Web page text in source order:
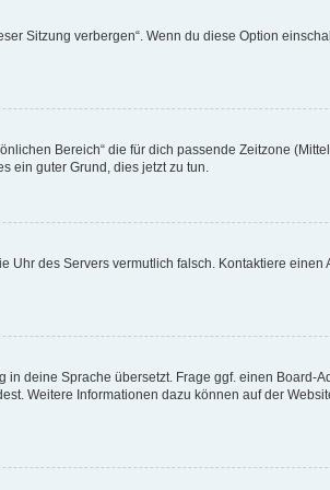
Sitzung verbergen“. Wenn du diese Option
Bereich“ die für dich passende Zeitzone
ein guter Grund, dies jetzt zu tun.
des Servers vermutlich falsch. Kontaktiere einen
deine Sprache übersetzt. Frage ggf. einen Board-
Weitere Informationen dazu können auf der